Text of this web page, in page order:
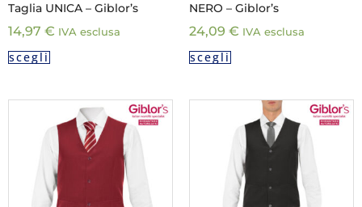
Taglia UNICA – Giblor’s
14,97 € IVA esclusa
scegli
NERO – Giblor’s
24,09 € IVA esclusa
scegli